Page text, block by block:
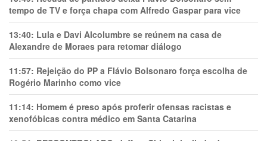
tempo de TV e força chapa com Alfredo Gaspar para vice
13:40: Lula e Davi Alcolumbre se reúnem na casa de
Alexandre de Moraes para retomar diálogo
11:57: Rejeição do PP a Flávio Bolsonaro força escolha de
Rogério Marinho como vice
11:14: Homem é preso após proferir ofensas racistas e
xenofóbicas contra médico em Santa Catarina